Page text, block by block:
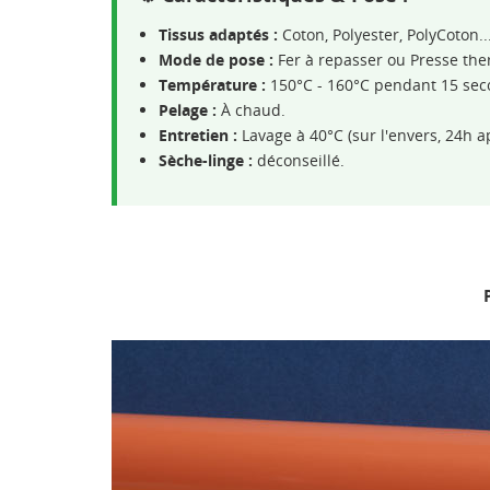
Tissus adaptés : Coton, Polyester, PolyCoton...
Mode de pose : Fer à repasser ou Presse
Température : 150°C - 160°C pendant 15
Pelage : À chaud.
Entretien : Lavage à 40°C (sur l'envers, 24h
Sèche-linge : déconseillé.